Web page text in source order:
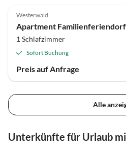
Westerwald
1 Schlafzimmer
Sofort Buchung
Preis auf Anfrage
Alle
Unterkünfte für Urlaub